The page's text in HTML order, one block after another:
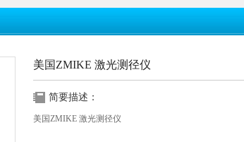
美国ZMIKE 激光测径仪
简要描述：
美国ZMIKE 激光测径仪